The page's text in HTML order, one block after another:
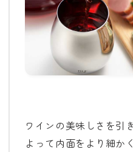
ワインの美味しさを引
よって内面をより細か